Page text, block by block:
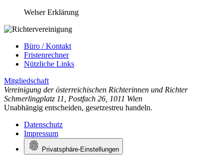
Welser Erklärung
Büro / Kontakt
Fristenrechner
Nützliche Links
Mitgliedschaft
Vereinigung der österreichischen Richterinnen und Richter
Schmerlingplatz 11
Postfach 26 1011 Wien
Unabhängig entscheiden, gesetzestreu handeln.
Datenschutz
Impressum
Privatsphäre-Einstellungen